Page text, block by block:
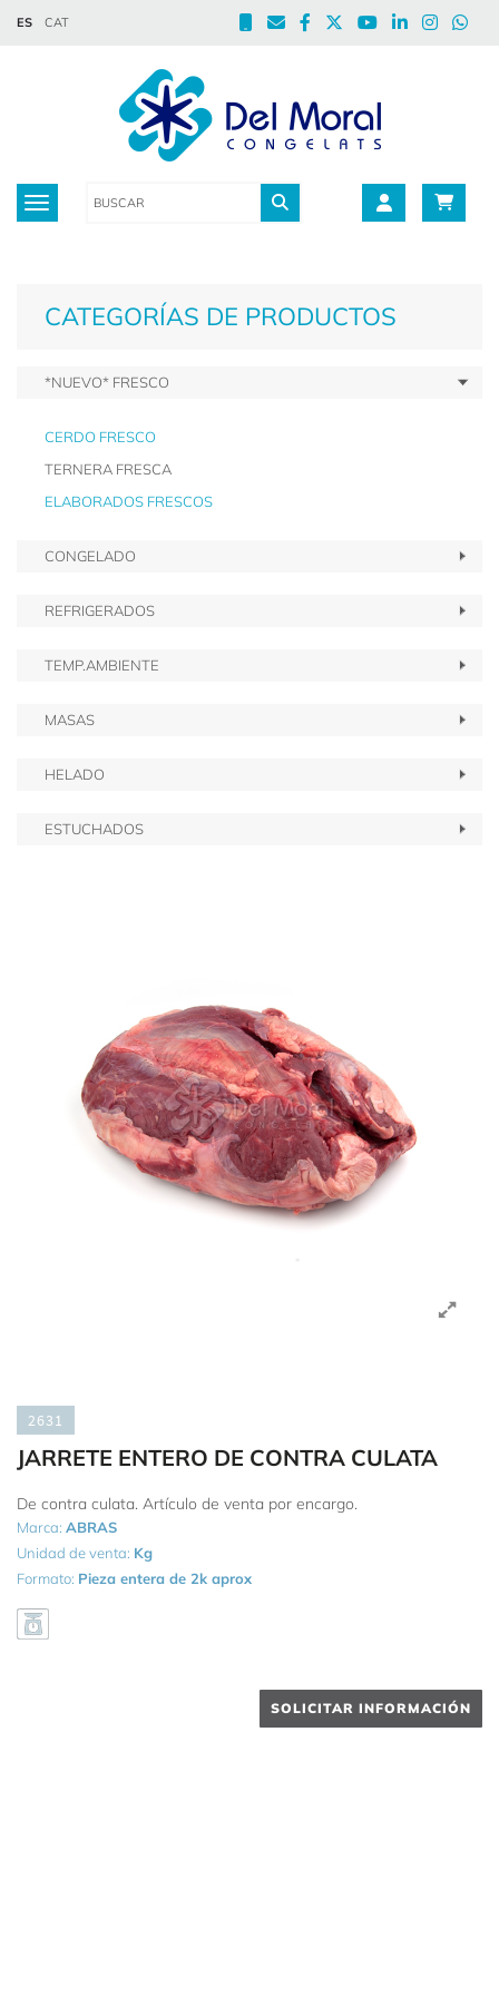
ES CAT
Toggle navigation
CATEGORÍAS DE PRODUCTOS
*NUEVO* FRESCO
CERDO FRESCO
TERNERA FRESCA
ELABORADOS FRESCOS
CONGELADO
REFRIGERADOS
TEMP.AMBIENTE
MASAS
HELADO
ESTUCHADOS
2631
JARRETE ENTERO DE CONTRA CULATA
De contra culata. Artículo de venta por encargo.
Marca: ABRAS
Unidad de venta: Kg
Formato: Pieza entera de 2k aprox
SOLICITAR INFORMACIÓN